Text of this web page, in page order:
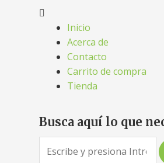
Inicio
Acerca de
Contacto
Carrito de compra
Tienda
Busca aquí lo que